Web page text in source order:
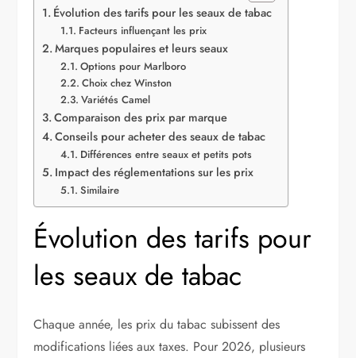
Évolution des tarifs pour les seaux de tabac
Facteurs influençant les prix
Marques populaires et leurs seaux
Options pour Marlboro
Choix chez Winston
Variétés Camel
Comparaison des prix par marque
Conseils pour acheter des seaux de tabac
Différences entre seaux et petits pots
Impact des réglementations sur les prix
Similaire
Évolution des tarifs pour
les seaux de tabac
Chaque année, les prix du tabac subissent des
modifications liées aux taxes. Pour 2026, plusieurs